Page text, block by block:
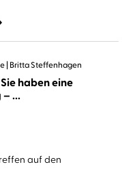
Britta Steffenhagen
haben eine
Abmachung – ...
auf den